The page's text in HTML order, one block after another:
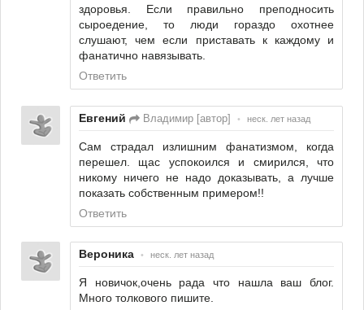
здоровья. Если правильно преподносить
сыроедение, то люди гораздо охотнее
слушают, чем если приставать к каждому и
фанатично навязывать.
Ответить
Евгений Владимир [автор] • неск. лет назад
Сам страдал излишним фанатизмом, когда
перешел. щас успокоился и смирился, что
никому ничего не надо доказывать, а лучше
показать собственным примером!!
Ответить
Вероника • неск. лет назад
Я новичок,очень рада что нашла ваш блог.
Много толкового пишите.